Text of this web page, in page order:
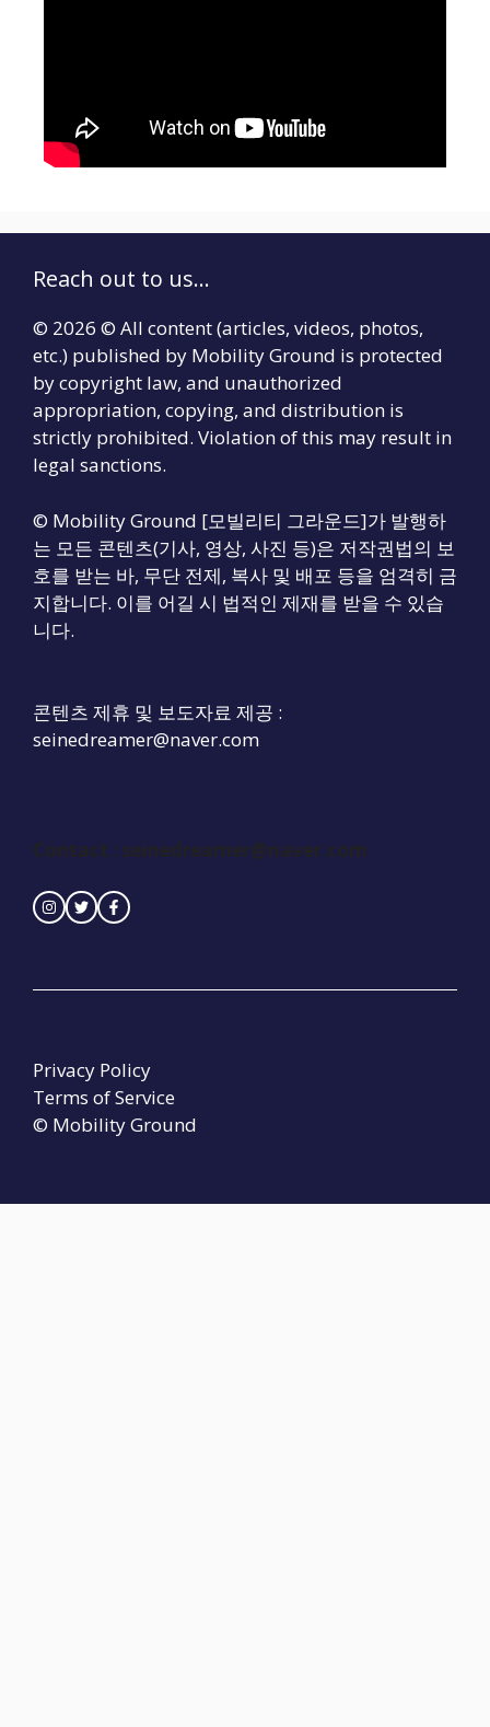
Reach out to us...
© 2026 © All content (articles, videos, photos,
etc.) published by Mobility Ground is protected
by copyright law, and unauthorized
appropriation, copying, and distribution is
strictly prohibited. Violation of this may result in
legal sanctions.
© Mobility Ground [모빌리티 그라운드]가 발행하
는 모든 콘텐츠(기사, 영상, 사진 등)은 저작권법의 보
호를 받는 바, 무단 전제, 복사 및 배포 등을 엄격히 금
지합니다. 이를 어길 시 법적인 제재를 받을 수 있습
니다.
콘텐츠 제휴 및 보도자료 제공 :
seinedreamer@naver.com
Contact : seinedreamer@naver.com
© Mobility Ground
Privacy Policy
Terms of Service